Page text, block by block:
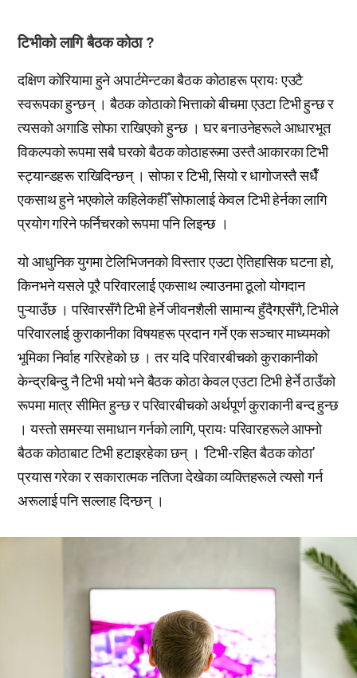
टिभीको लागि बैठक कोठा ?
दक्षिण कोरियामा हुने अपार्टमेन्टका बैठक कोठाहरू प्रायः एउटै
स्वरूपका हुन्छन् । बैठक कोठाको भित्ताको बीचमा एउटा टिभी हुन्छ र
त्यसको अगाडि सोफा राखिएको हुन्छ । घर बनाउनेहरूले आधारभूत
विकल्पको रूपमा सबै घरको बैठक कोठाहरूमा उस्तै आकारका टिभी
स्ट्यान्डहरू राखिदिन्छन् । सोफा र टिभी, सियो र धागोजस्तै सधैँ
एकसाथ हुने भएकोले कहिलेकहीँ सोफालाई केवल टिभी हेर्नका लागि
प्रयोग गरिने फर्निचरको रूपमा पनि लिइन्छ ।
यो आधुनिक युगमा टेलिभिजनको विस्तार एउटा ऐतिहासिक घटना हो,
किनभने यसले पूरै परिवारलाई एकसाथ ल्याउनमा ठूलो योगदान
पुऱ्याउँछ । परिवारसँगै टिभी हेर्ने जीवनशैली सामान्य हुँदैगएसँगै, टिभीले
परिवारलाई कुराकानीका विषयहरू प्रदान गर्ने एक सञ्चार माध्यमको
भूमिका निर्वाह गरिरहेको छ । तर यदि परिवारबीचको कुराकानीको
केन्द्रबिन्दु नै टिभी भयो भने बैठक कोठा केवल एउटा टिभी हेर्ने ठाउँको
रूपमा मात्र सीमित हुन्छ र परिवारबीचको अर्थपूर्ण कुराकानी बन्द हुन्छ
। यस्तो समस्या समाधान गर्नको लागि, प्रायः परिवारहरूले आफ्नो
बैठक कोठाबाट टिभी हटाइरहेका छन् । ‘टिभी-रहित बैठक कोठा’
प्रयास गरेका र सकारात्मक नतिजा देखेका व्यक्तिहरूले त्यसो गर्न
अरूलाई पनि सल्लाह दिन्छन् ।